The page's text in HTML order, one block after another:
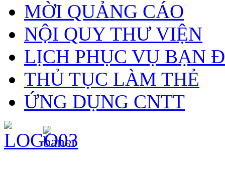
MỜI QUẢNG CÁO
NỘI QUY THƯ VIỆN
LỊCH PHỤC VỤ BẠN
THỦ TỤC LÀM THẺ
ỨNG DỤNG CNTT